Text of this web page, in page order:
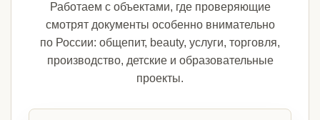
Работаем с объектами, где проверяющие
смотрят документы особенно внимательно
по России: общепит, beauty, услуги, торговля,
производство, детские и образовательные
проекты.